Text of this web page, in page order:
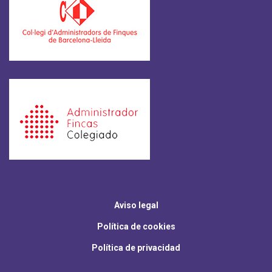
Aviso legal
Política de cookies
Política de privacidad